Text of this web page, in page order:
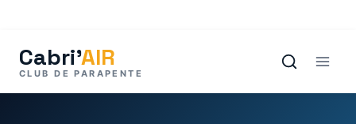
contenu